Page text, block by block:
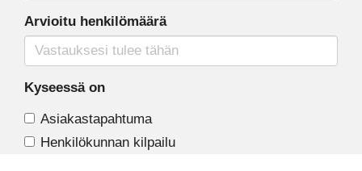
Arvioitu henkilömäärä
Kyseessä on
Asiakastapahtuma
Henkilökunnan kilpailu